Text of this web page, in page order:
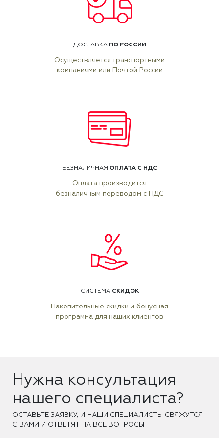
ДОСТАВКА ПО РОССИИ
Осуществляется транспортными
компаниями или Почтой России
БЕЗНАЛИЧНАЯ ОПЛАТА С НДС
Оплата производится
безналичным переводом с НДС
СИСТЕМА СКИДОК
Накопительные скидки и бонусная
программа для наших клиентов
Нужна консультация
нашего специалиста?
ОCТАВЬТЕ ЗАЯВКУ, И НАШИ СПЕЦИАЛИСТЫ СВЯЖУТСЯ
С ВАМИ И ОТВЕТЯТ НА ВСЕ ВОПРОСЫ